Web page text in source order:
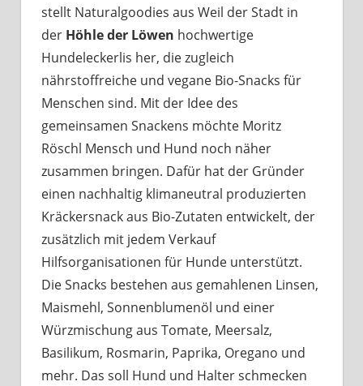
stellt Naturalgoodies aus Weil der Stadt in
der Höhle der Löwen hochwertige
Hundeleckerlis her, die zugleich
nährstoffreiche und vegane Bio-Snacks für
Menschen sind. Mit der Idee des
gemeinsamen Snackens möchte Moritz
Röschl Mensch und Hund noch näher
zusammen bringen. Dafür hat der Gründer
einen nachhaltig klimaneutral produzierten
Kräckersnack aus Bio-Zutaten entwickelt, der
zusätzlich mit jedem Verkauf
Hilfsorganisationen für Hunde unterstützt.
Die Snacks bestehen aus gemahlenen Linsen,
Maismehl, Sonnenblumenöl und einer
Würzmischung aus Tomate, Meersalz,
Basilikum, Rosmarin, Paprika, Oregano und
mehr. Das soll Hund und Halter schmecken